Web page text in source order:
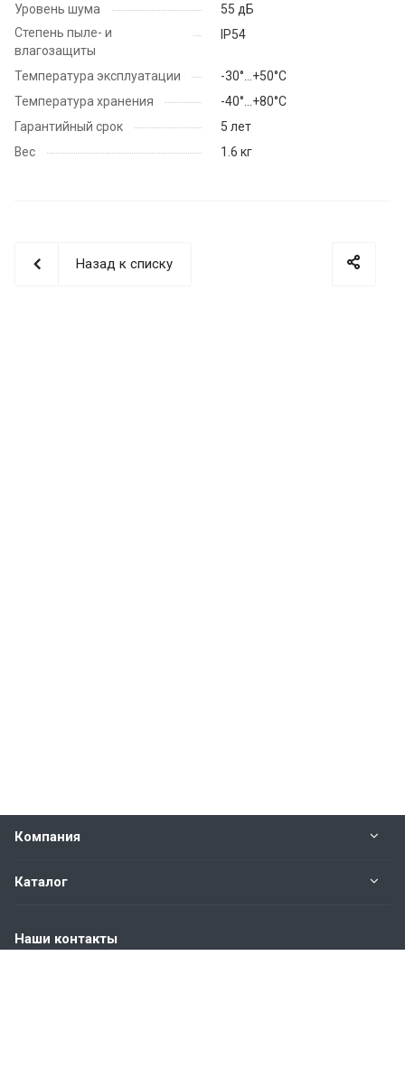
Уровень шума
55 дБ
Степень пыле- и
влагозащиты
IP54
Температура эксплуатации
-30°…+50°С
Температура хранения
-40°…+80°С
Гарантийный срок
5 лет
Вес
1.6 кг
Назад к списку
Компания
Каталог
Наши контакты